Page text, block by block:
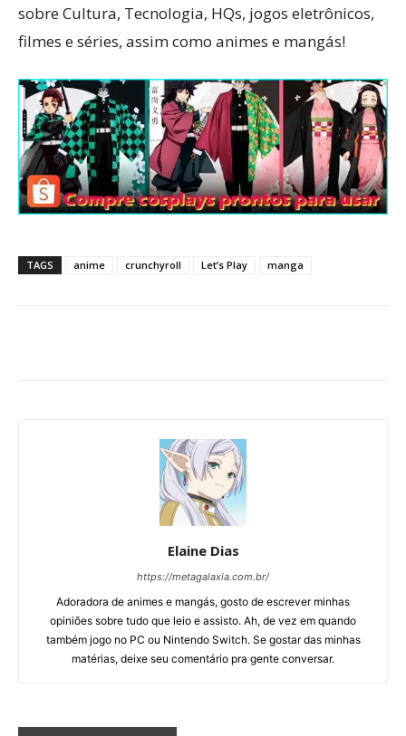
sobre Cultura, Tecnologia, HQs, jogos eletrônicos,
filmes e séries, assim como animes e mangás!
TAGS anime crunchyroll Let’s Play manga
Elaine Dias
https://metagalaxia.com.br/
Adoradora de animes e mangás, gosto de escrever minhas
opiniões sobre tudo que leio e assisto. Ah, de vez em quando
também jogo no PC ou Nintendo Switch. Se gostar das minhas
matérias, deixe seu comentário pra gente conversar.